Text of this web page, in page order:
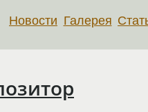
Новости Галерея